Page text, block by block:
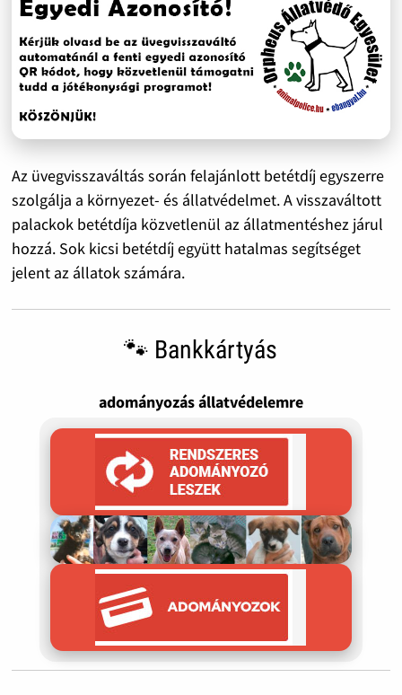
Az üvegvisszaváltás során felajánlott betétdíj egyszerre
szolgálja a környezet- és állatvédelmet. A visszaváltott
palackok betétdíja közvetlenül az állatmentéshez járul
hozzá. Sok kicsi betétdíj együtt hatalmas segítséget
jelent az állatok számára.
🐾 Bankkártyás
adományozás állatvédelemre